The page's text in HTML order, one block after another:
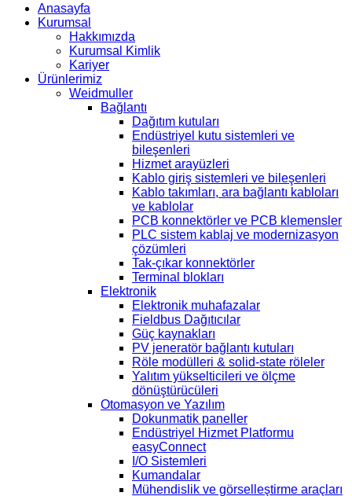
Anasayfa
Kurumsal
Hakkımızda
Kurumsal Kimlik
Kariyer
Ürünlerimiz
Weidmuller
Bağlantı
Dağıtım kutuları
Endüstriyel kutu sistemleri ve
bileşenleri
Hizmet arayüzleri
Kablo giriş sistemleri ve bileşenleri
Kablo takımları, ara bağlantı kabloları
ve kablolar
PCB konnektörler ve PCB klemensler
PLC sistem kablaj ve modernizasyon
çözümleri
Tak-çıkar konnektörler
Terminal blokları
Elektronik
Elektronik muhafazalar
Fieldbus Dağıtıcılar
Güç kaynakları
PV jeneratör bağlantı kutuları
Röle modülleri & solid-state röleler
Yalıtım yükselticileri ve ölçme
dönüştürücüleri
Otomasyon ve Yazılım
Dokunmatik paneller
Endüstriyel Hizmet Platformu
easyConnect
I/O Sistemleri
Kumandalar
Mühendislik ve görselleştirme araçları